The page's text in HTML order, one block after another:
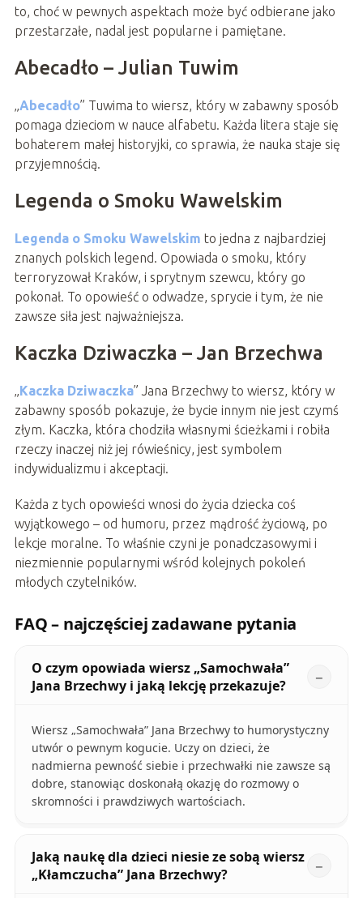
to, choć w pewnych aspektach może być odbierane jako
przestarzałe, nadal jest popularne i pamiętane.
Abecadło – Julian Tuwim
„Abecadło” Tuwima to wiersz, który w zabawny sposób
pomaga dzieciom w nauce alfabetu. Każda litera staje się
bohaterem małej historyjki, co sprawia, że nauka staje się
przyjemnością.
Legenda o Smoku Wawelskim
Legenda o Smoku Wawelskim to jedna z najbardziej
znanych polskich legend. Opowiada o smoku, który
terroryzował Kraków, i sprytnym szewcu, który go
pokonał. To opowieść o odwadze, sprycie i tym, że nie
zawsze siła jest najważniejsza.
Kaczka Dziwaczka – Jan Brzechwa
„Kaczka Dziwaczka” Jana Brzechwy to wiersz, który w
zabawny sposób pokazuje, że bycie innym nie jest czymś
złym. Kaczka, która chodziła własnymi ścieżkami i robiła
rzeczy inaczej niż jej rówieśnicy, jest symbolem
indywidualizmu i akceptacji.
Każda z tych opowieści wnosi do życia dziecka coś
wyjątkowego – od humoru, przez mądrość życiową, po
lekcje moralne. To właśnie czyni je ponadczasowymi i
niezmiennie popularnymi wśród kolejnych pokoleń
młodych czytelników.
FAQ – najczęściej zadawane pytania
O czym opowiada wiersz „Samochwała”
Jana Brzechwy i jaką lekcję przekazuje?
Wiersz „Samochwała” Jana Brzechwy to humorystyczny
utwór o pewnym kogucie. Uczy on dzieci, że
nadmierna pewność siebie i przechwałki nie zawsze są
dobre, stanowiąc doskonałą okazję do rozmowy o
skromności i prawdziwych wartościach.
Jaką naukę dla dzieci niesie ze sobą wiersz
„Kłamczucha” Jana Brzechwy?